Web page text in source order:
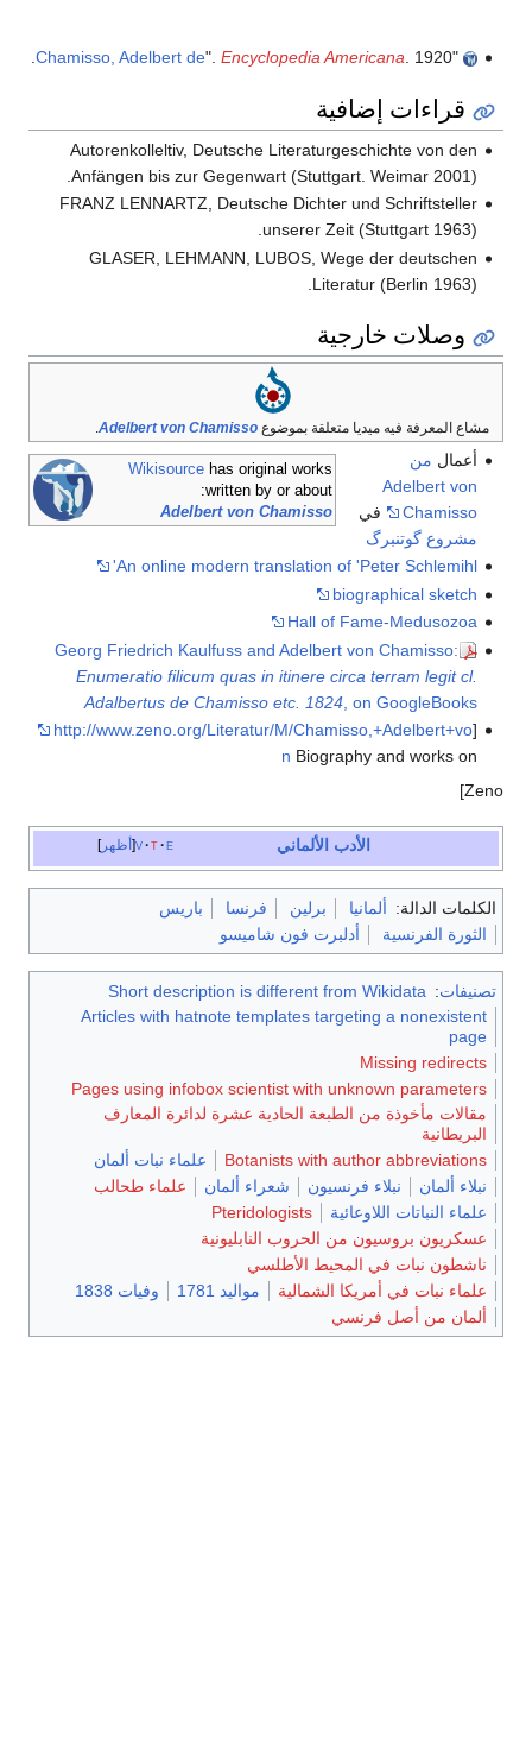
"
Chamisso, Adelbert de". Encyclopedia Americana. 1920.
قراءات إضافية
Autorenkolleltiv, Deutsche Literaturgeschichte von den
Anfängen bis zur Gegenwart (Stuttgart. Weimar 2001).
FRANZ LENNARTZ, Deutsche Dichter und Schriftsteller
unserer Zeit (Stuttgart 1963).
GLASER, LEHMANN, LUBOS, Wege der deutschen
Literatur (Berlin 1963).
وصلات خارجية
مشاع المعرفة فيه ميديا متعلقة بموضوعAdelbert von Chamisso
.
Wikisourcehas original works
written by or about:
Adelbert von Chamisso
أعمال من
Adelbert von
Chamisso
في
مشروع گوتنبرگ
An online modern translation of 'Peter Schlemihl'
biographical sketch
Hall of Fame-Medusozoa
Georg Friedrich Kaulfuss and Adelbert von Chamisso:
Enumeratio filicum quas in itinere circa terram legit cl.
Adalbertus de Chamisso etc. 1824, on GoogleBooks
[
http://www.zeno.org/Literatur/M/Chamisso,+Adelbert+vo
n Biography and works on
Zeno]
أظهر v t e الأدب الألماني
الكلمات الدالة: ألمانيا برلين فرنسا
باريس
الثورة الفرنسية
أدلبرت فون شاميسو
تصنيفات:
Short description is different from Wikidata
Articles with hatnote templates targeting a nonexistent
page
Missing redirects
Pages using infobox scientist with unknown parameters
مقالات مأخوذة من الطبعة الحادية عشرة لدائرة المعارف
البريطانية
Botanists with author abbreviations
علماء نبات ألمان
نبلاء ألمان
نبلاء فرنسيون شعراء ألمان
علماء طحالب
علماء النباتات اللاوعائية
Pteridologists
عسكريون بروسيون من الحروب النابليونية
ناشطون نبات في المحيط الأطلسي
علماء نبات في أمريكا الشمالية
مواليد 1781
وفيات 1838
ألمان من أصل فرنسي